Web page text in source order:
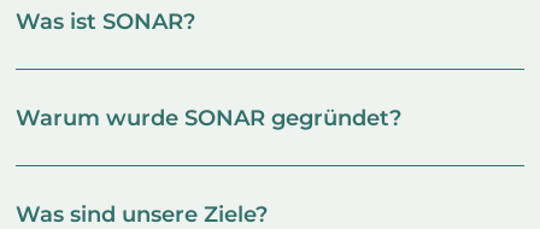
Was ist SONAR?
Warum wurde SONAR gegründet?
Was sind unsere Ziele?